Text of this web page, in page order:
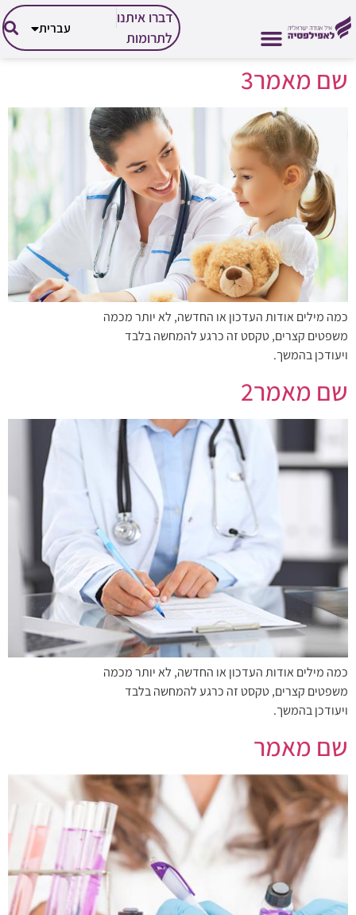
דברו איתנו
לתרומות
עברית
العربية
English
שם מאמר3
כמה מילים אודות העדכון או החדשה, לא יותר מכמה
משפטים קצרים, טקסט זה כרגע להמחשה בלבד
ויעודכן בהמשך.
שם מאמר2
כמה מילים אודות העדכון או החדשה, לא יותר מכמה
משפטים קצרים, טקסט זה כרגע להמחשה בלבד
ויעודכן בהמשך.
שם מאמר